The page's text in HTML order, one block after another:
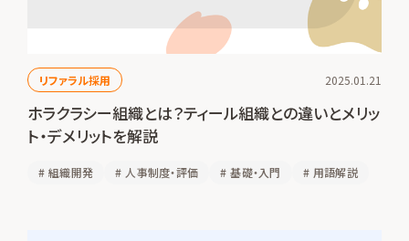
リファラル採用 2025.01.21
ホラクラシー組織とは？ティール組織との違いとメリッ
ト・デメリットを解説
# 組織開発 # 人事制度・評価 # 基礎・入門 # 用語解説